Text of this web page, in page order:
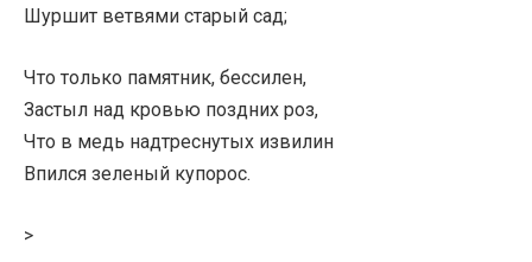
Шуршит ветвями старый сад;
Что только памятник, бессилен,
Застыл над кровью поздних роз,
Что в медь надтреснутых извилин
Впился зеленый купорос.
>